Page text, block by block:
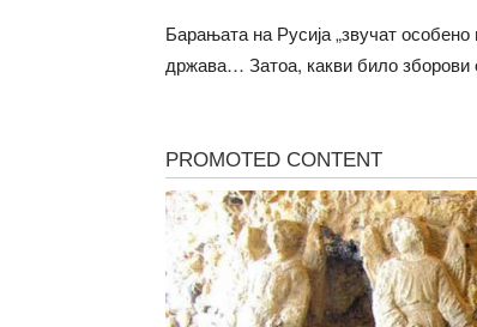
Барањата на Русија „звучат
држава… Затоа, какви било